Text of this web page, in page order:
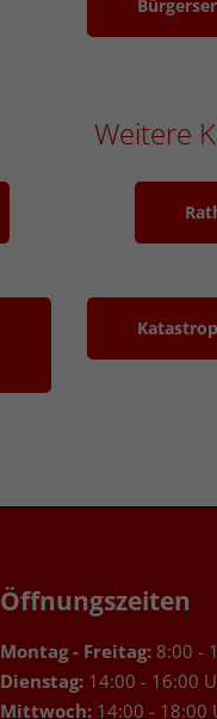
Weitere
Öffnungszeiten
Montag - Freitag: 8:00 -
Dienstag: 14:00 - 16:00
Mittwoch: 14:00 - 18:00